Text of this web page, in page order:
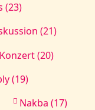
(23)
(21)
Konzert (20)
(19)
Nakba (17)